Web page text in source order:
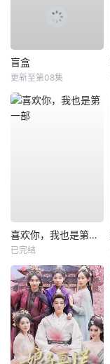
盲盒
更新至第08集
喜欢你，我也是第一部
已完结